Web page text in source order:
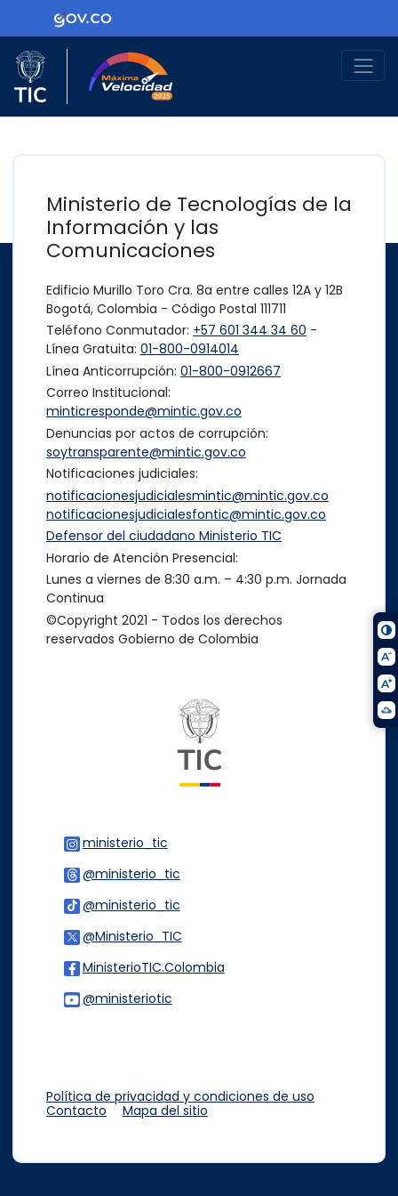
Ir al contenido principalLogo Gobierno de Colombia
Logo del Ministerio TIC
Ministerio de Tecnologías de la
Información y las
Comunicaciones
Edificio Murillo Toro Cra. 8a entre calles 12A y 12B
Bogotá, Colombia - Código Postal 111711
Teléfono Conmutador: +57 601 344 34 60 -
Línea Gratuita: 01-800-0914014
Línea Anticorrupción: 01-800-0912667
Correo Institucional:
minticresponde@mintic.gov.co
Denuncias por actos de corrupción:
soytransparente@mintic.gov.co
Notificaciones judiciales:
notificacionesjudicialesmintic@mintic.gov.co
notificacionesjudicialesfontic@mintic.gov.co
Defensor del ciudadano Ministerio TIC
Horario de Atención Presencial:
Lunes a viernes de 8:30 a.m. – 4:30 p.m. Jornada
Continua
©Copyright 2021 - Todos los derechos
reservados Gobierno de Colombia
ministerio_tic
@ministerio_tic
@ministerio_tic
@Ministerio_TIC
MinisterioTIC.Colombia
@ministeriotic
Política de privacidad y condiciones de uso
Contacto
Mapa del sitio